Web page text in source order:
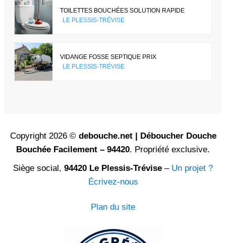
TOILETTES BOUCHÉES SOLUTION RAPIDE
LE PLESSIS-TRÉVISE
VIDANGE FOSSE SEPTIQUE PRIX
LE PLESSIS-TRÉVISE
Copyright 2026 © debouche.net | Déboucher Douche
Bouchée Facilement – 94420. Propriété exclusive.
Siège social, 94420 Le Plessis-Trévise – Un projet ?
Écrivez-nous
Plan du site